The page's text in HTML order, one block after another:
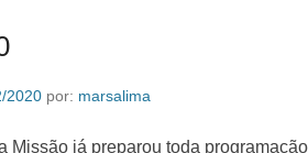
2020 por: marsalima
Missão já preparou toda